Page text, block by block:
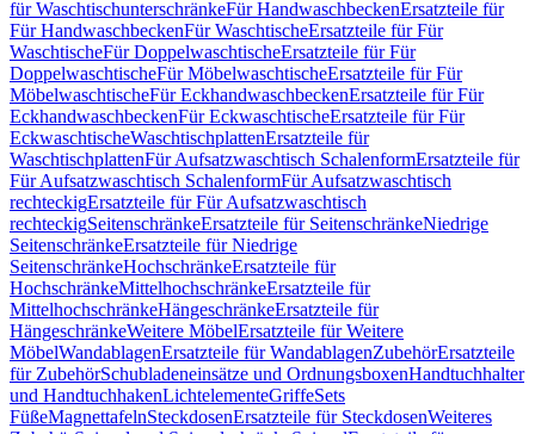
für WaschtischunterschränkeFür HandwaschbeckenErsatzteile für
Für HandwaschbeckenFür WaschtischeErsatzteile für Für
WaschtischeFür DoppelwaschtischeErsatzteile für Für
DoppelwaschtischeFür MöbelwaschtischeErsatzteile für Für
MöbelwaschtischeFür EckhandwaschbeckenErsatzteile für Für
EckhandwaschbeckenFür EckwaschtischeErsatzteile für Für
EckwaschtischeWaschtischplattenErsatzteile für
WaschtischplattenFür Aufsatzwaschtisch SchalenformErsatzteile für
Für Aufsatzwaschtisch SchalenformFür Aufsatzwaschtisch
rechteckigErsatzteile für Für Aufsatzwaschtisch
rechteckigSeitenschränkeErsatzteile für SeitenschränkeNiedrige
SeitenschränkeErsatzteile für Niedrige
SeitenschränkeHochschränkeErsatzteile für
HochschränkeMittelhochschränkeErsatzteile für
MittelhochschränkeHängeschränkeErsatzteile für
HängeschränkeWeitere MöbelErsatzteile für Weitere
MöbelWandablagenErsatzteile für WandablagenZubehörErsatzteile
für ZubehörSchubladeneinsätze und OrdnungsboxenHandtuchhalter
und HandtuchhakenLichtelementeGriffeSets
FüßeMagnettafelnSteckdosenErsatzteile für SteckdosenWeiteres